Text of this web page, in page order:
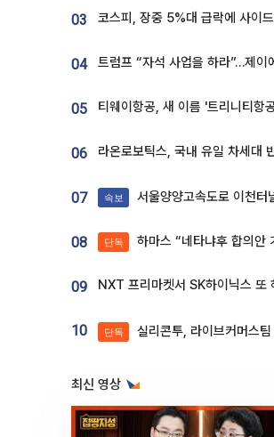
03
04
05
06
07 속보 서울양양고속도로 이천터널 앞
08 단독 하마스 “네타냐후 합의안 거절, 총선 앞두
09
10 단독 실리콘투, 라이브커머스팀 신설…K뷰티 ‘글로벌 판매망’ 확
최신 영상